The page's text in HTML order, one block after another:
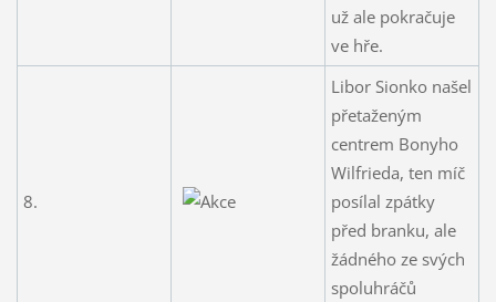
už ale pokračuje
ve hře.
8.
Libor Sionko našel
přetaženým
centrem Bonyho
Wilfrieda, ten míč
posílal zpátky
před branku, ale
žádného ze svých
spoluhráčů